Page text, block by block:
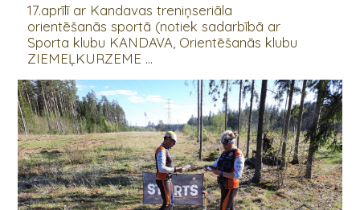
17.aprīlī ar Kandavas treniņseriāla
orientēšanās sportā (notiek sadarbībā ar
Sporta klubu KANDAVA, Orientēšanās klubu
ZIEMEĻKURZEME ...